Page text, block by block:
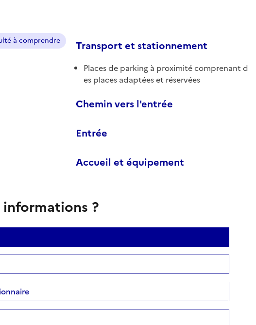
à comprendre Transport et stationnement
Places de parking à proximité comprenant d
es places adaptées et réservées
Chemin vers l'entrée
Entrée
Accueil et équipement
?